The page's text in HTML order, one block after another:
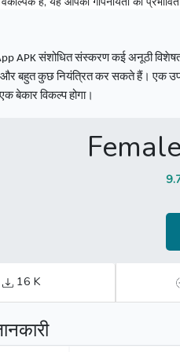
APKसंशोधित संस्करण कई अनूठी
बहुत कुछ नियंत्रित कर सकते हैं।एक
बेकार विकल्प होगा।
16 K